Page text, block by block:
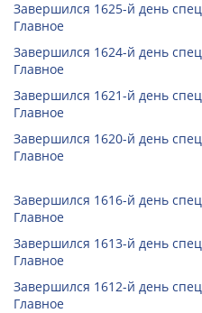
Завершился 1625-й день
Главное
Завершился 1624-й день
Главное
Завершился 1621-й день
Главное
Завершился 1620-й день
Главное
Завершился 1616-й день
Главное
Завершился 1613-й день
Главное
Завершился 1612-й день
Главное